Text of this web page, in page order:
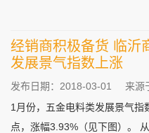
经销商积极备货 临沂
发展景气指数上涨
发布日期：2018-03-01
来源
1月份，五金电料类发展景气
点，涨幅3.93%（见下图）。